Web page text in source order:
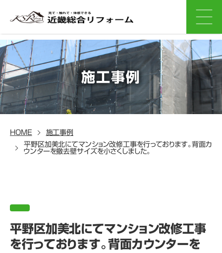
施工事例
HOME
施工事例
平野区加美北にてマンション改修工事を行っております。背面カ
ウンターを撤去壁サイズを小さくしました。
平野区加美北にてマンション改修工事
を行っております。背面カウンターを